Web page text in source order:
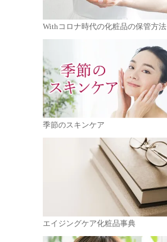
Withコロナ時代の化粧品の保管方法
季節のスキンケア
エイジングケア化粧品事典